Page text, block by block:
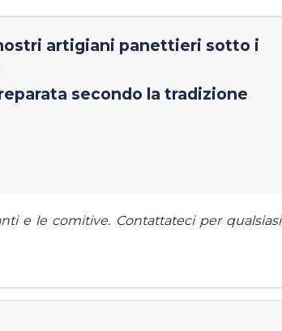
artigiani panettieri sotto i
secondo la tradizione
e le comitive. Contattateci per qualsiasi